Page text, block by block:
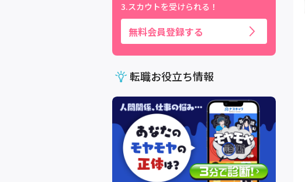
3.スカウトを受けられる！
無料会員登録する
転職お役立ち情報